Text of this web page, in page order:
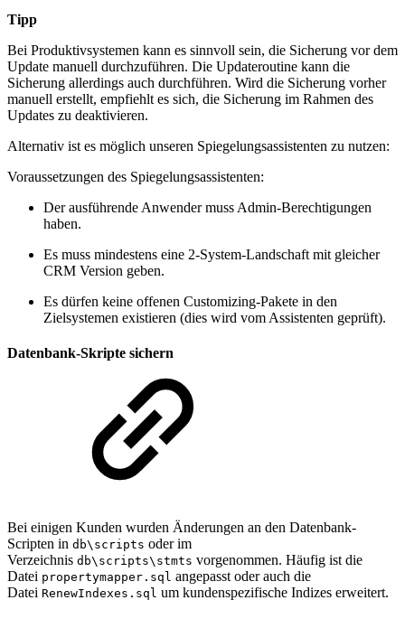
Tipp
Bei Produktivsystemen kann es sinnvoll sein, die Sicherung vor dem
Update manuell durchzuführen. Die Updateroutine kann die
Sicherung allerdings auch durchführen. Wird die Sicherung vorher
manuell erstellt, empfiehlt es sich, die Sicherung im Rahmen des
Updates zu deaktivieren.
Alternativ ist es möglich unseren Spiegelungsassistenten zu nutzen:
Voraussetzungen des Spiegelungsassistenten:
Der ausführende Anwender muss Admin-Berechtigungen
haben.
Es muss mindestens eine 2-System-Landschaft mit gleicher
CRM Version geben.
Es dürfen keine offenen Customizing-Pakete in den
Zielsystemen existieren (dies wird vom Assistenten geprüft).
Datenbank-Skripte sichern
Bei einigen Kunden wurden Änderungen an den Datenbank-
Scripten in db\scripts oder im
Verzeichnis db\scripts\stmts vorgenommen. Häufig ist die
Datei propertymapper.sql angepasst oder auch die
Datei RenewIndexes.sql um kundenspezifische Indizes erweitert.